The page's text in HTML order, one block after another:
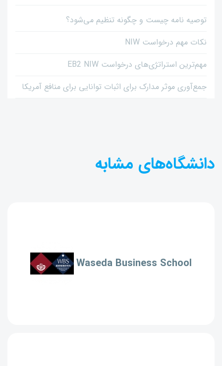
توصیه نامه چیست و چگونه تنظیم می‌شود؟
نکات مهم درخواست NIW
مهم‌ترین استراتژی‌های درخواست EB2 NIW
جمع‌آوری موثر مدارک برای اثبات توانایی برای منافع آمریکا
دانشگاه‌های مشابه
Waseda Business School